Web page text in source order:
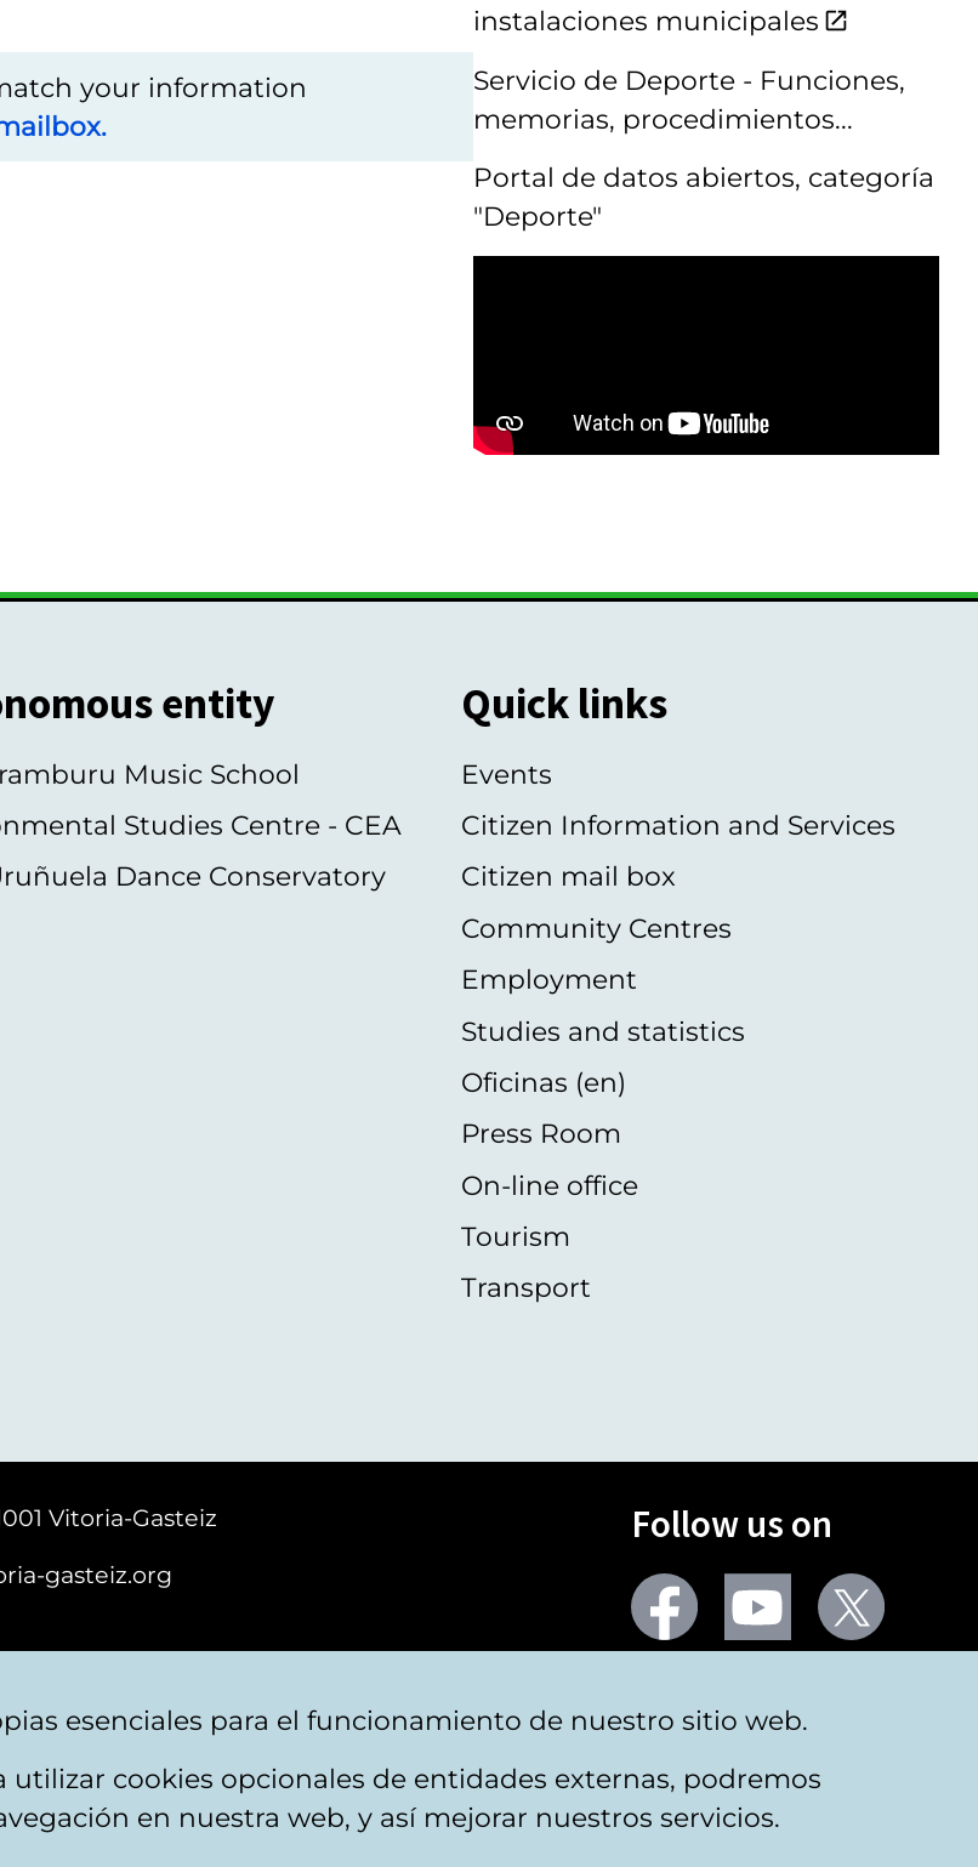
your information
instalaciones municipales
Servicio de Deporte - Funciones,
memorias, procedimientos...
Portal de datos abiertos, categoría
"Deporte"
entity
Music School
Studies Centre - CEA
Dance Conservatory
Quick links
Events
Citizen Information and Services
Citizen mail box
Community Centres
Employment
Studies and statistics
Oficinas (en)
Press Room
On-line office
Tourism
Transport
Vitoria-Gasteiz
gasteiz.org
Follow us on
Facebook Youtube
Accessibility Contact
esenciales para el funcionamiento de nuestro sitio web.
cookies opcionales de entidades externas, podremos
en nuestra web, y así mejorar nuestros servicios.